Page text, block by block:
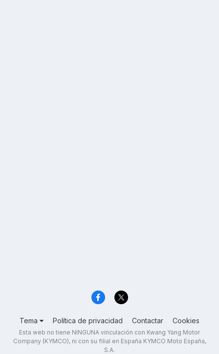
Tema Política de privacidad Contactar Cookies
Esta web no tiene NINGUNA vinculación con Kwang Yang Motor
Company (KYMCO), ni con su filial en España KYMCO Moto España,
S.A.